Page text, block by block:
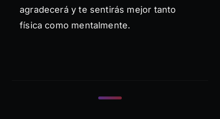
agradecerá y te sentirás mejor tanto
física como mentalmente.